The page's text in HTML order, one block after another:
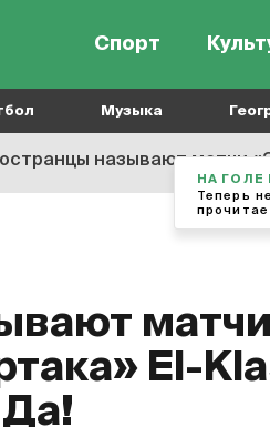
Спорт
Музыка
называют матчи
матчи
El-
НА ГОЛЕ
Теперь